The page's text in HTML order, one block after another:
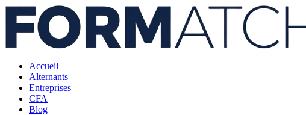
Accueil
Alternants
Entreprises
CFA
Blog